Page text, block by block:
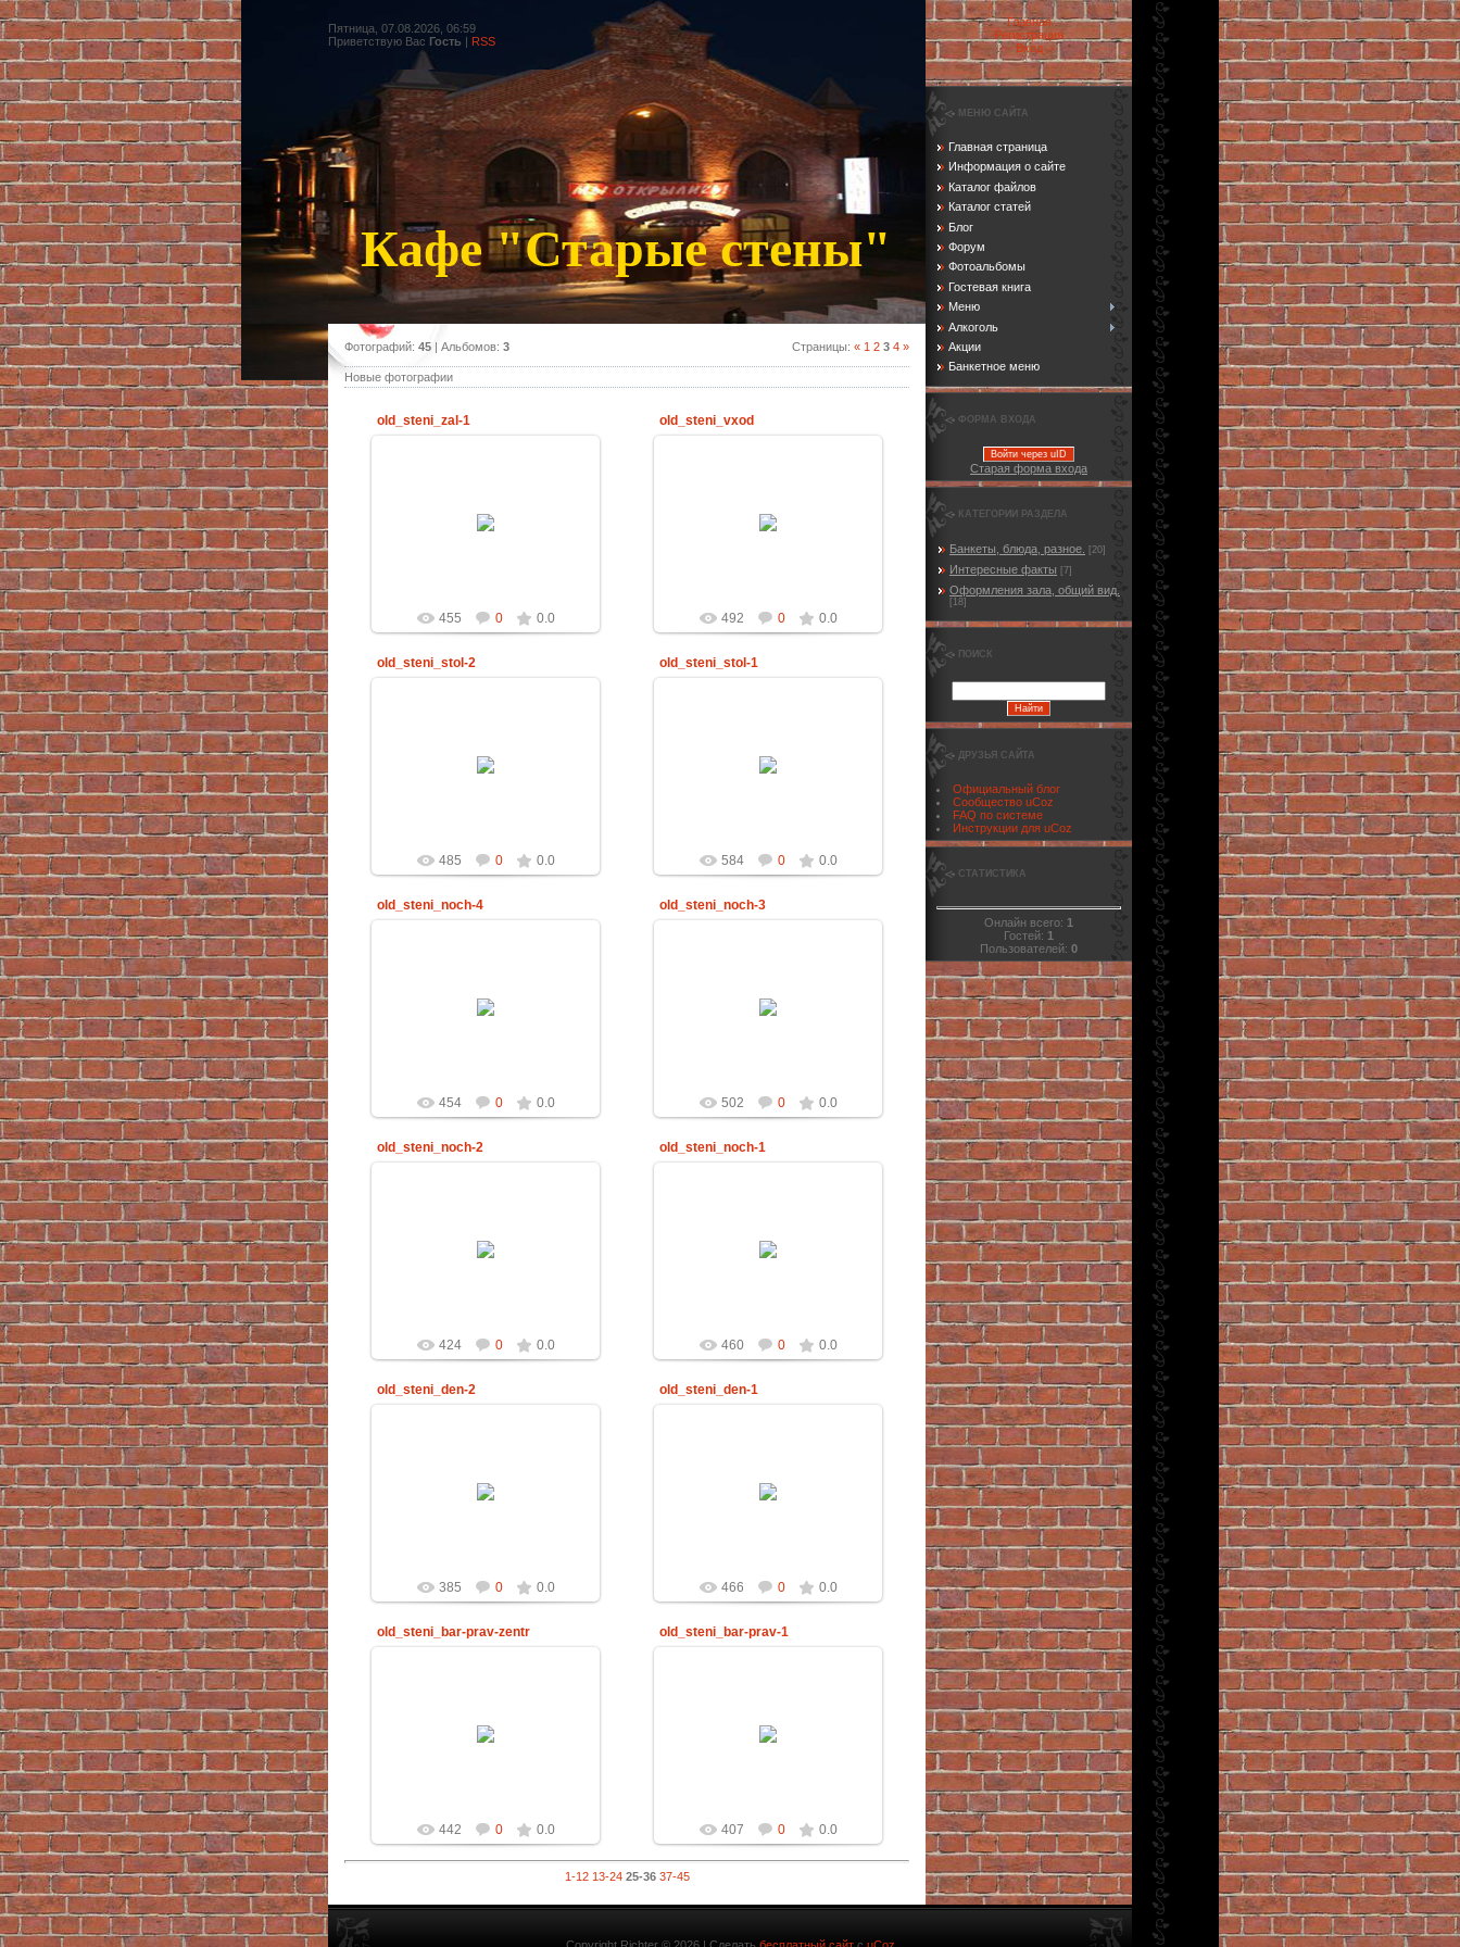
Пятница, 07.08.2026, 06:59
Приветствую Вас Гость | RSS
Главная
Регистрация
Вход
Кафе "Старые стены"
Фотографий: 45 | Альбомов: 3 Страницы: « 1 2 3 4 »
Новые фотографии
old_steni_zal-1
455 0 0.0
old_steni_vxod
492 0 0.0
old_steni_stol-2
485 0 0.0
old_steni_stol-1
584 0 0.0
old_steni_noch-4
454 0 0.0
old_steni_noch-3
502 0 0.0
old_steni_noch-2
424 0 0.0
old_steni_noch-1
460 0 0.0
old_steni_den-2
385 0 0.0
old_steni_den-1
466 0 0.0
old_steni_bar-prav-zentr
442 0 0.0
old_steni_bar-prav-1
407 0 0.0
1-12 13-24 25-36 37-45
МЕНЮ САЙТА
Главная страница
Информация о сайте
Каталог файлов
Каталог статей
Блог
Форум
Фотоальбомы
Гостевая книга
Меню
Алкоголь
Акции
Банкетное меню
ФОРМА ВХОДА
Войти через uID
Старая форма входа
КАТЕГОРИИ РАЗДЕЛА
Банкеты, блюда, разное. [20]
Интересные факты [7]
Оформления зала, общий вид.
[18]
ПОИСК
ДРУЗЬЯ САЙТА
Официальный блог
Сообщество uCoz
FAQ по системе
Инструкции для uCoz
СТАТИСТИКА
Онлайн всего: 1
Гостей: 1
Пользователей: 0